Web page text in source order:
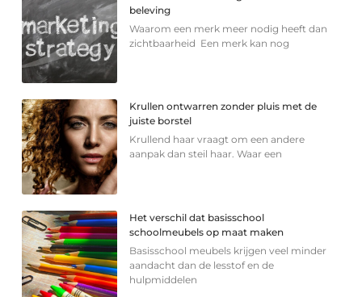
beleving
Waarom een merk meer nodig heeft dan
zichtbaarheid Een merk kan nog
Krullen ontwarren zonder pluis met de
juiste borstel
Krullend haar vraagt om een andere
aanpak dan steil haar. Waar een
Het verschil dat basisschool
schoolmeubels op maat maken
Basisschool meubels krijgen veel minder
aandacht dan de lesstof en de
hulpmiddelen